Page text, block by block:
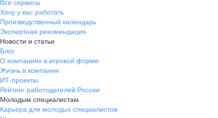
Хочу у вас работать
Производственный календарь
Экспертная рекомендация
Новости и статьи
Блог
О компаниях в игровой форме
Жизнь в компании
ИТ-проекты
Рейтинг работодателей России
Молодым специалистам
Карьера для молодых специалистов